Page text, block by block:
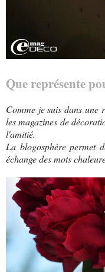
Que représente
Comme je suis dans une
les magazines de
l'amitié.
La blogosphère permet
échange des mots